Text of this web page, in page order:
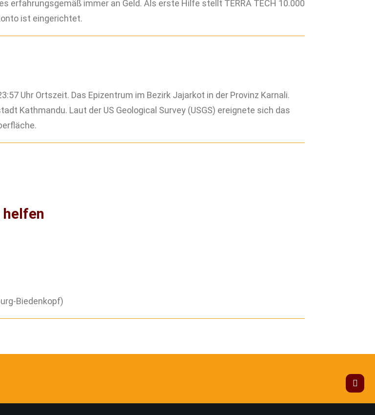
erfahrungsgemäß immer an Geld. Als erste Hilfe stellt TERRA TECH 10.000
ist eingerichtet.
Uhr Ortszeit. Das Epizentrum im Bezirk Jajarkot in der Provinz Karnali.
Kathmandu. Laut der US Geological Survey (USGS) ereignete sich das
helfen
Biedenkopf)